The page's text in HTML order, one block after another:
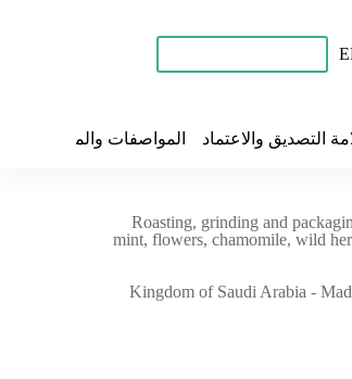
التصديق والاعتماد المواصفات والمقاييس
Roasting, grinding and
mint, flowers, chamomile, wild
Kingdom of Saudi Arabia -